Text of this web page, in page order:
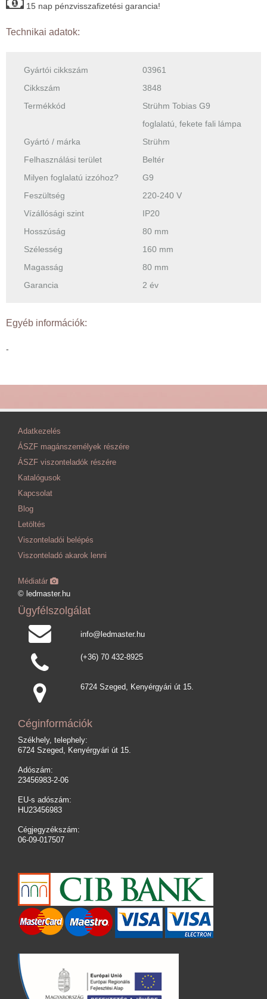
15 nap pénzvisszafizetési garancia!
Technikai adatok:
Gyártói cikkszám
03961
Cikkszám
3848
Termékkód
Strühm Tobias G9
foglalatú, fekete fali lámpa
Gyártó / márka
Strühm
Felhasználási terület
Beltér
Milyen foglalatú izzóhoz?
G9
Feszültség
220-240 V
Vízállósági szint
IP20
Hosszúság
80 mm
Szélesség
160 mm
Magasság
80 mm
Garancia
2 év
Egyéb információk:
-
Adatkezelés
ÁSZF magánszemélyek részére
ÁSZF viszonteladók részére
Katalógusok
Kapcsolat
Blog
Letöltés
Viszonteladói belépés
Viszonteladó akarok lenni
Médiatár
© ledmaster.hu
Ügyfélszolgálat
info@ledmaster.hu
(+36) 70 432-8925
6724 Szeged, Kenyérgyári út 15.
Céginformációk
Székhely, telephely:
6724 Szeged, Kenyérgyári út 15.
Adószám:
23456983-2-06
EU-s adószám:
HU23456983
Cégjegyzékszám:
06-09-017507